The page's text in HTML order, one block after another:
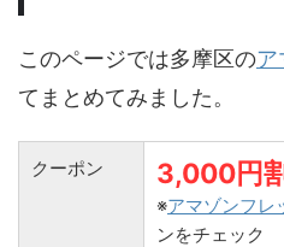
このページでは多摩区のア
てまとめてみました。
クーポン 3,000円
※アマゾンフレ
ンをチェック